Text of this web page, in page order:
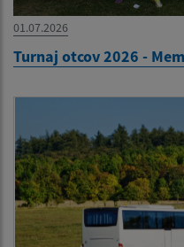
01.07.2026
Turnaj otcov 2026 -